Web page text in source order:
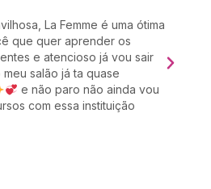
La Femme é uma ótima
que quer aprender os
e atencioso já vou sair
salão já ta quase
e não paro não ainda vou
com essa instituição